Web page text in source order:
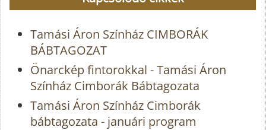
Tamási Áron Színház CIMBORÁK
BÁBTAGOZAT
Önarckép fintorokkal - Tamási Áron
Színház Cimborák Bábtagozata
Tamási Áron Színház Cimborák
bábtagozata - januári program